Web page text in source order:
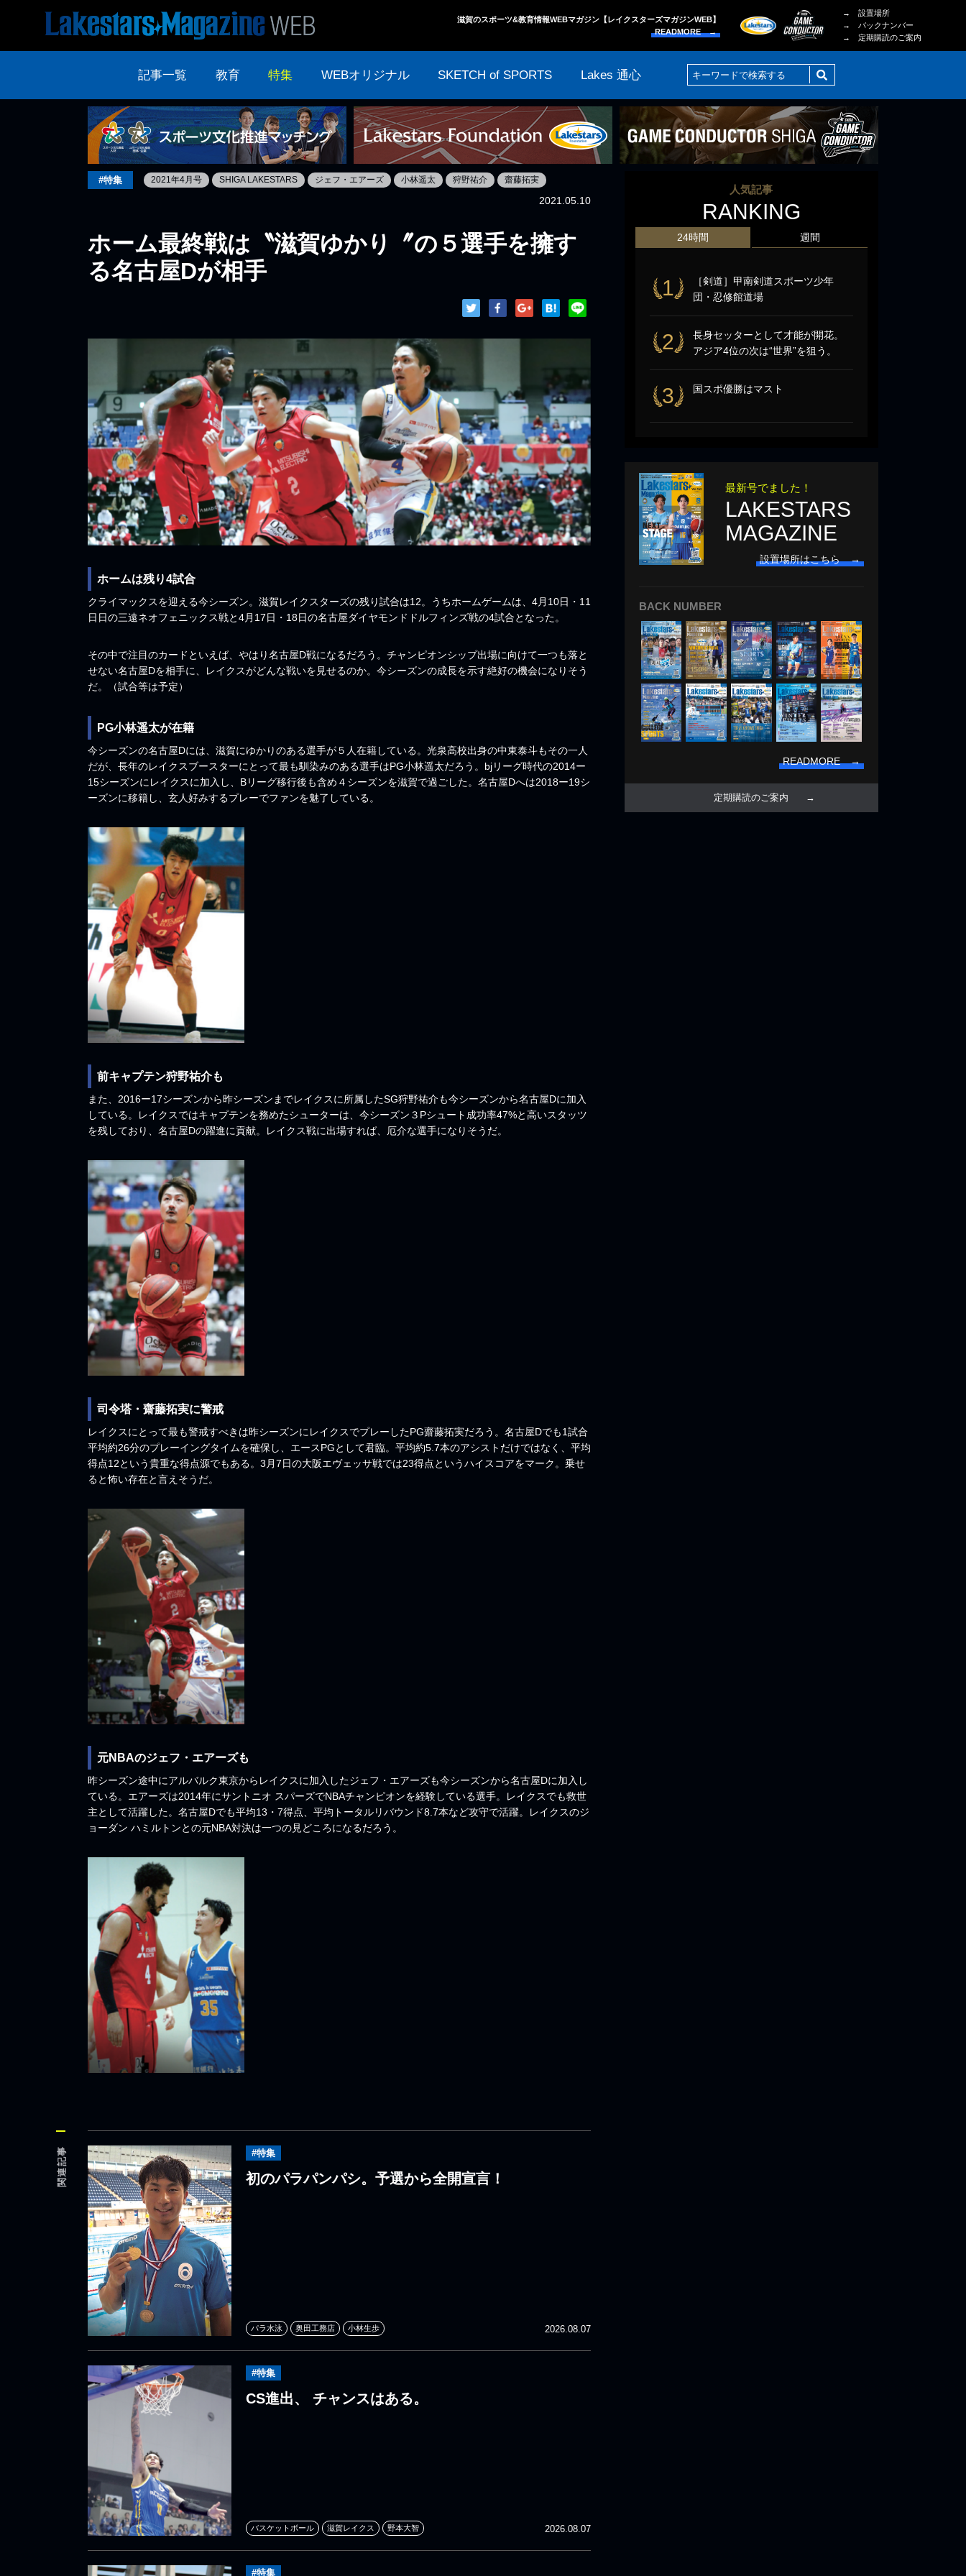
滋賀のスポーツ&教育情報WEBマガジン【レイクスターズマガジンWEB】
READMORE →
→ 設置場所
→ バックナンバー
→ 定期購読のご案内
記事一覧 教育 特集 WEBオリジナル SKETCH of SPORTS Lakes 通心
#特集 2021年4月号 SHIGA LAKESTARS ジェフ・エアーズ 小林遥太 狩野祐介 齋藤拓実
2021.05.10
ホーム最終戦は〝滋賀ゆかり〞の５選手を擁す
る名古屋Dが相手
ホームは残り4試合
クライマックスを迎える今シーズン。滋賀レイクスターズの残り試合は12。うちホームゲームは、4月10日・11
日日の三遠ネオフェニックス戦と4月17日・18日の名古屋ダイヤモンドドルフィンズ戦の4試合となった。
その中で注目のカードといえば、やはり名古屋D戦になるだろう。チャンピオンシップ出場に向けて一つも落と
せない名古屋Dを相手に、レイクスがどんな戦いを見せるのか。今シーズンの成長を示す絶好の機会になりそう
だ。（試合等は予定）
PG小林遥太が在籍
今シーズンの名古屋Dには、滋賀にゆかりのある選手が５人在籍している。光泉高校出身の中東泰斗もその一人
だが、長年のレイクスブースターにとって最も馴染みのある選手はPG小林遥太だろう。bjリーグ時代の2014ー
15シーズンにレイクスに加入し、Bリーグ移行後も含め４シーズンを滋賀で過ごした。名古屋Dへは2018ー19シ
ーズンに移籍し、玄人好みするプレーでファンを魅了している。
前キャプテン狩野祐介も
また、2016ー17シーズンから昨シーズンまでレイクスに所属したSG狩野祐介も今シーズンから名古屋Dに加入
している。レイクスではキャプテンを務めたシューターは、今シーズン３Pシュート成功率47%と高いスタッツ
を残しており、名古屋Dの躍進に貢献。レイクス戦に出場すれば、厄介な選手になりそうだ。
司令塔・齋藤拓実に警戒
レイクスにとって最も警戒すべきは昨シーズンにレイクスでプレーしたPG齋藤拓実だろう。名古屋Dでも1試合
平均約26分のプレーイングタイムを確保し、エースPGとして君臨。平均約5.7本のアシストだけではなく、平均
得点12という貴重な得点源でもある。3月7日の大阪エヴェッサ戦では23得点というハイスコアをマーク。乗せ
ると怖い存在と言えそうだ。
元NBAのジェフ・エアーズも
昨シーズン途中にアルバルク東京からレイクスに加入したジェフ・エアーズも今シーズンから名古屋Dに加入し
ている。エアーズは2014年にサントニオ スパーズでNBAチャンピオンを経験している選手。レイクスでも救世
主として活躍した。名古屋Dでも平均13・7得点、平均トータルリバウンド8.7本など攻守で活躍。レイクスのジ
ョーダン ハミルトンとの元NBA対決は一つの見どころになるだろう。
関連記事 #特集
初のパラパンパシ。予選から全開宣言！
2026.08.07
パラ水泳 奥田工務店 小林生歩
#特集
CS進出、 チャンスはある。
2026.08.07
バスケットボール 滋賀レイクス 野本大智
#特集
人気記事
RANKING
24時間
1
［剣道］甲南剣道スポーツ少年
団・忍修館道場
2
長身セッターとして才能が開花。
アジア4位の次は“世界”を狙う。
3 国スポ優勝はマスト
週間
最新号でました！
LAKESTARS
MAGAZINE
設置場所はこちら →
BACK NUMBER
READMORE →
定期購読のご案内